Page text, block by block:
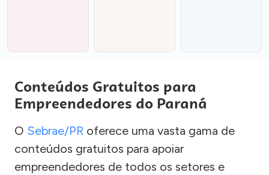
Conteúdos Gratuitos para
Empreendedores do Paraná
O Sebrae/PR oferece uma vasta gama de
conteúdos gratuitos para apoiar
empreendedores de todos os setores e